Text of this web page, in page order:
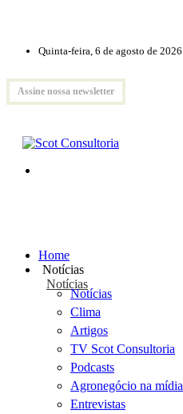
Quinta-feira, 6 de agosto de 2026
Assine nossa newsletter
Home
Notícias
Notícias
Notícias
Clima
Artigos
TV Scot Consultoria
Podcasts
Agronegócio na mídia
Entrevistas